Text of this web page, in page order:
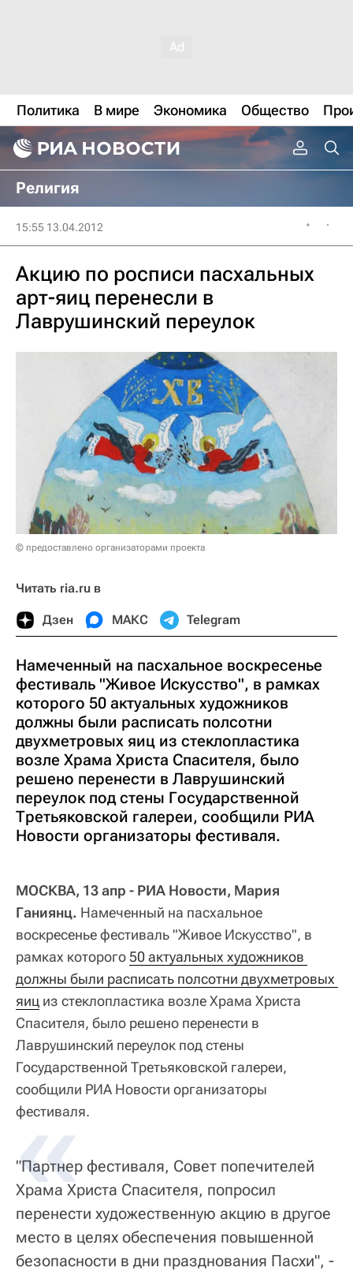
Политика В мире Экономика Общество
Религия
15:55 13.04.2012
Акцию по росписи пасхальных
арт-яиц перенесли в
Лаврушинский переулок
© предоставлено организаторами проекта
Читать ria.ru в
Дзен МАКС Telegram
Намеченный на пасхальное воскресенье
фестиваль "Живое Искусство", в рамках
которого 50 актуальных художников
должны были расписать полсотни
двухметровых яиц из стеклопластика
возле Храма Христа Спасителя, было
решено перенести в Лаврушинский
переулок под стены Государственной
Третьяковской галереи, сообщили РИА
Новости организаторы фестиваля.
МОСКВА, 13 апр - РИА Новости, Мария
Ганиянц. Намеченный на пасхальное
воскресенье фестиваль "Живое Искусство", в
рамках которого 50 актуальных художников
должны были расписать полсотни двухметровых
яиц из стеклопластика возле Храма Христа
Спасителя, было решено перенести в
Лаврушинский переулок под стены
Государственной Третьяковской галереи,
сообщили РИА Новости организаторы
фестиваля.
"Партнер фестиваля, Совет попечителей
Храма Христа Спасителя, попросил
перенести художественную акцию в другое
место в целях обеспечения повышенной
безопасности в дни празднования Пасхи", -